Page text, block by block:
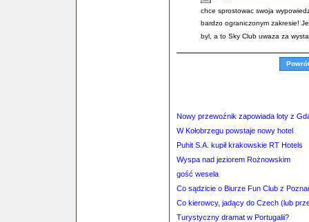
chce sprostowac swoja
bardzo ograniczonym zakresie!
byl, a to Sky Club uwaza za
Nowy przewoźnik zapowiada loty z
W Kołobrzegu powstaje nowy hotel
Puhit S.A. kupił krakowskie RT Hotels
Wyspa nad jeziorem Rożnowskim
gość wesela
Co sądzicie o Biurze Fun Club z
Co kierowcy, jadący do Czech (lub
Turystyczny dramat w Portugalii?